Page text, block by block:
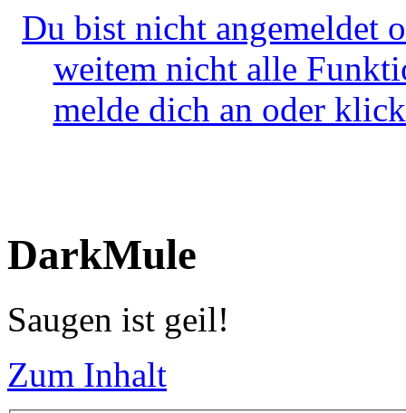
Du bist nicht angemeldet
weitem nicht alle
melde dich an oder
DarkMule
Saugen ist geil!
Zum Inhalt